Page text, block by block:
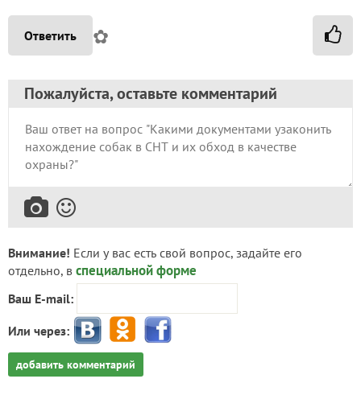
Ответить ✿
Пожалуйста, оставьте комментарий
Внимание! Если у вас есть свой вопрос, задайте его
отдельно, в специальной форме
Ваш E-mail:
Или через:
добавить комментарий